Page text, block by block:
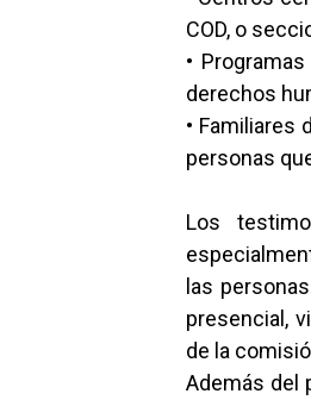
COD, o
•
derechos
• Familiares
personas
Los
las
presencial,
de la
Además del